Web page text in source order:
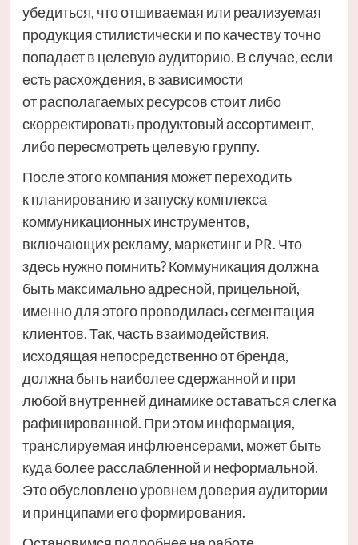
убедиться, что отшиваемая или реализуемая
продукция стилистически и по качеству точно
попадает в целевую аудиторию. В случае, если
есть расхождения, в зависимости
от располагаемых ресурсов стоит либо
скорректировать продуктовый ассортимент,
либо пересмотреть целевую группу.
После этого компания может переходить
к планированию и запуску комплекса
коммуникационных инструментов,
включающих рекламу, маркетинг и PR. Что
здесь нужно помнить? Коммуникация должна
быть максимально адресной, прицельной,
именно для этого проводилась сегментация
клиентов. Так, часть взаимодействия,
исходящая непосредственно от бренда,
должна быть наиболее сдержанной и при
любой внутренней динамике оставаться слегка
рафинированной. При этом информация,
транслируемая инфлюенсерами, может быть
куда более расслабленной и неформальной.
Это обусловлено уровнем доверия аудитории
и принципами его формирования.